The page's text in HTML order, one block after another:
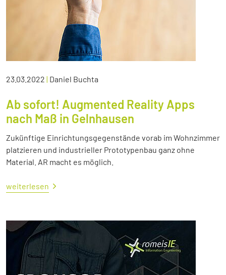
23.03.2022 | Daniel Buchta
Ab sofort! Augmented Reality Apps
nach Maß in Gelnhausen
Zukünftige Einrichtungsgegenstände vorab im Wohnzimmer
platzieren und industrieller Prototypenbau ganz ohne
Material. AR macht es möglich.
weiterlesen